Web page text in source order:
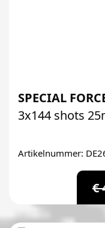
SPECIAL
3x144 shots
Artikelnummer:
€